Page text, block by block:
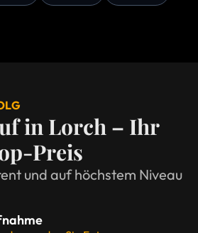
in Lorch – Ihr
Preis
und auf höchstem Niveau